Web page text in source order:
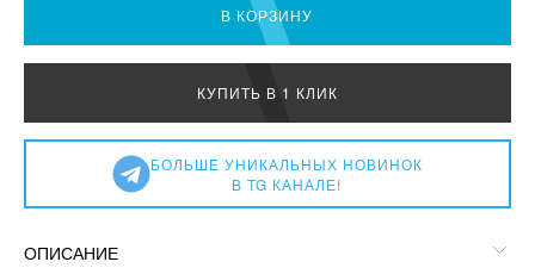
В КОРЗИНУ
КУПИТЬ В 1 КЛИК
БОЛЬШЕ УНИКАЛЬНЫХ НОВИНОК
В TG КАНАЛЕ!
ОПИСАНИЕ